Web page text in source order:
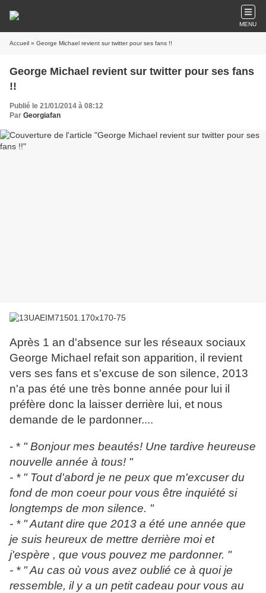
MENU
Accueil » George Michael revient sur twitter pour ses fans !!
George Michael revient sur twitter pour ses fans
!!
Publié le 21/01/2014 à 08:12
Par Georgiafan
Après 1 an d'absence sur les réseaux sociaux
George Michael refait son apparition, il revient
vers ses fans et s'excuse de son silence, 2013
n'a pas été une très bonne année pour lui il
préfère donc la laisser derrière lui, et nous
demande de le pardonner....
- * " Bonjour mes beautés! Une tardive heureuse
nouvelle année à tous! "
- * " Tout d'abord je ne peux que m'excuser du
fond de mon coeur pour vous être inquiété si
longtemps de mon silence. "
- * " Autant dire que 2013 a été une année que
je suis heureux de mettre derrière moi et
j'espère , que vous pouvez me pardonner. "
- * " Au cas où vous avez oublié ce à quoi je
ressemble, il y a un petit cadeau pour vous au